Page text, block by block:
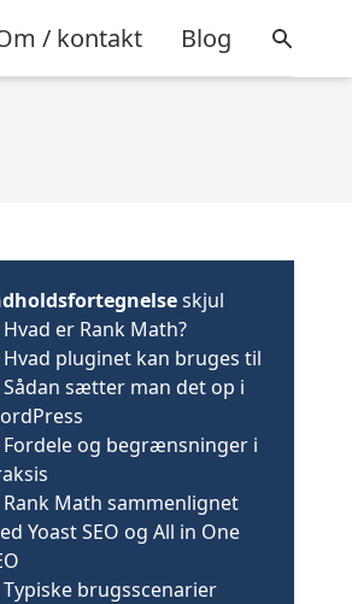
/ kontakt Blog
skjul
Hvad er Rank Math?
Hvad pluginet kan bruges til
Sådan sætter man det op i
Fordele og begrænsninger i
Rank Math sammenlignet
Yoast SEO og All in One
Typiske brugsscenarier